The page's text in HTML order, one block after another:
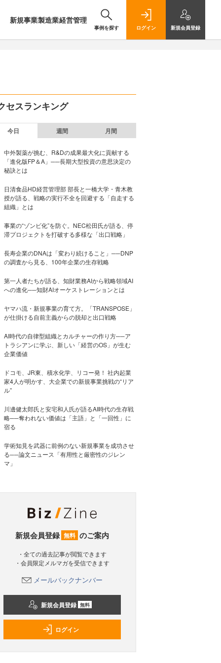
新規事業製造業経営管理
事例を探す ログイン 新規会員登録
セスランキング
今日 週間 月間
中外製薬が挑む、R&Dの成果最大化に貢献する
「進化版FP＆A」──長期大型投資の意思決定の
秘訣とは
日清食品HD経営管理部 部長と一橋大学・青木教
授が語る、戦略の実行不全を回避する「自走する
組織」とは
事業の“ゾンビ化”を防ぐ。NEC松田氏が語る、停
滞プロジェクトを打破する多様な「出口戦略」
長寿企業のDNAは「変わり続けること」──DNP
の調査から見る、100年企業の生存戦略
第一人者たちが語る、知財業務AIから戦略領域AI
への進化──知財AIオーケストレーションとは
ヤマハ流・新規事業の育て方。「TRANSPOSE」
が仕掛ける自前主義からの脱却と出口戦略
AI時代の自律型組織とカルチャーの作り方──ア
トラシアンに学ぶ、新しい「経営のOS」が生む
企業価値
ドコモ、JR東、積水化学、リコー発！ 社内起業
家4人が明かす、大企業での新規事業挑戦の“リア
ル”
川邊健太郎氏と安宅和人氏が語るAI時代の生存戦
略──奪われない価値は「主語」と「一回性」に
宿る
学術知見を武器に前例のない新規事業を成功させ
る──論文ニュース「有用性と厳密性のジレン
マ」
新規会員登録 無料 のご案内
・全ての過去記事が閲覧できます
・会員限定メルマガを受信できます
メールバックナンバー
新規会員登録 無料
ログイン